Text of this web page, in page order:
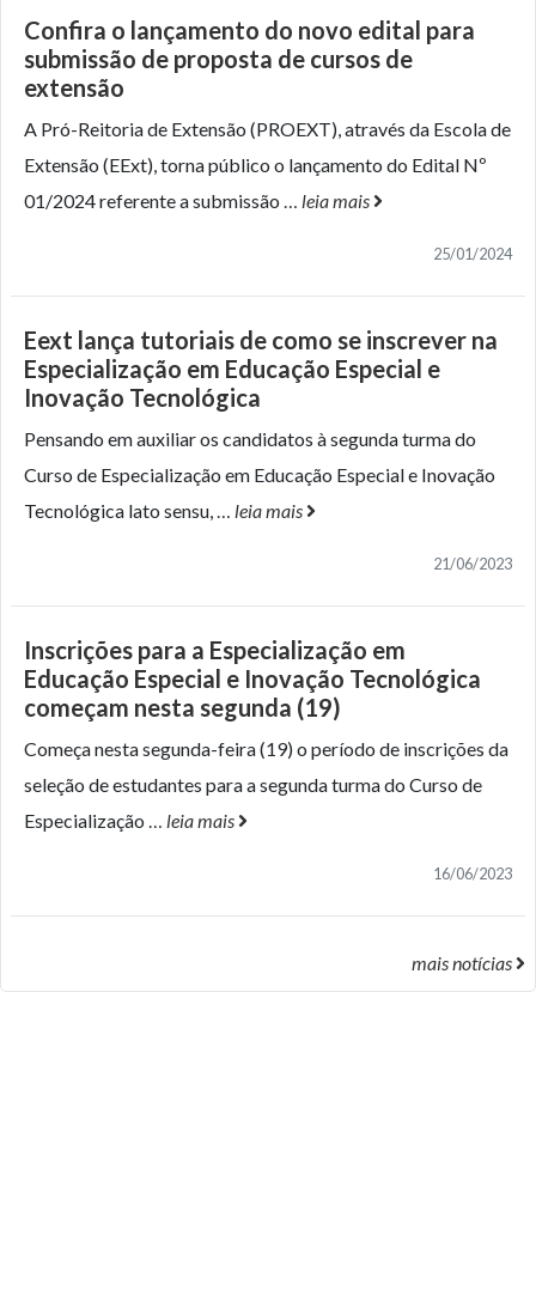
Confira o lançamento do novo edital para
submissão de proposta de cursos de
extensão
A Pró-Reitoria de Extensão (PROEXT), através da Escola de
Extensão (EExt), torna público o lançamento do Edital Nº
01/2024 referente a submissão … leia mais
25/01/2024
Eext lança tutoriais de como se inscrever na
Especialização em Educação Especial e
Inovação Tecnológica
Pensando em auxiliar os candidatos à segunda turma do
Curso de Especialização em Educação Especial e Inovação
Tecnológica lato sensu,… leia mais
21/06/2023
Inscrições para a Especialização em
Educação Especial e Inovação Tecnológica
começam nesta segunda (19)
Começa nesta segunda-feira (19) o período de inscrições da
seleção de estudantes para a segunda turma do Curso de
Especialização … leia mais
16/06/2023
mais notícias